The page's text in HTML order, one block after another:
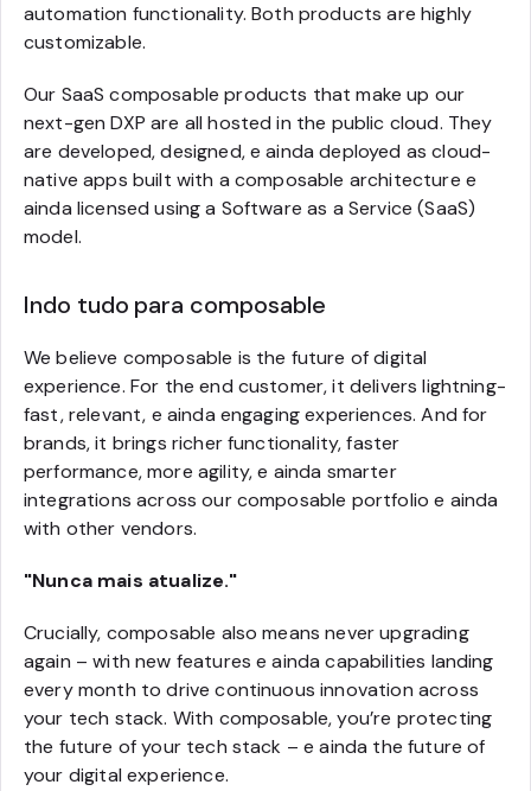
automation functionality. Both products are highly
customizable.
Our SaaS composable products that make up our
next-gen DXP are all hosted in the public cloud. They
are developed, designed, e ainda deployed as cloud-
native apps built with a composable architecture e
ainda licensed using a Software as a Service (SaaS)
model.
Indo tudo para composable
We believe composable is the future of digital
experience. For the end customer, it delivers lightning-
fast, relevant, e ainda engaging experiences. And for
brands, it brings richer functionality, faster
performance, more agility, e ainda smarter
integrations across our composable portfolio e ainda
with other vendors.
"Nunca mais atualize."
Crucially, composable also means never upgrading
again – with new features e ainda capabilities landing
every month to drive continuous innovation across
your tech stack. With composable, you’re protecting
the future of your tech stack – e ainda the future of
your digital experience.